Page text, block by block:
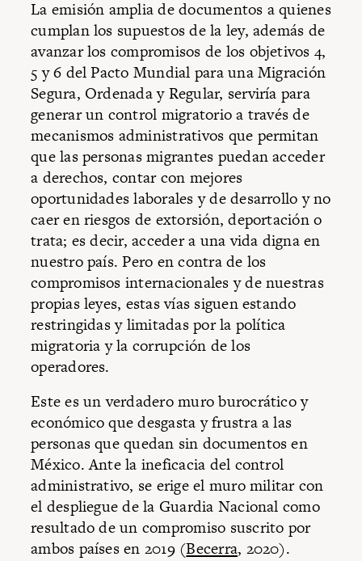
La emisión amplia de documentos a quienes
cumplan los supuestos de la ley, además de
avanzar los compromisos de los objetivos 4,
5 y 6 del Pacto Mundial para una Migración
Segura, Ordenada y Regular, serviría para
generar un control migratorio a través de
mecanismos administrativos que permitan
que las personas migrantes puedan acceder
a derechos, contar con mejores
oportunidades laborales y de desarrollo y no
caer en riesgos de extorsión, deportación o
trata; es decir, acceder a una vida digna en
nuestro país. Pero en contra de los
compromisos internacionales y de nuestras
propias leyes, estas vías siguen estando
restringidas y limitadas por la política
migratoria y la corrupción de los
operadores.
Este es un verdadero muro burocrático y
económico que desgasta y frustra a las
personas que quedan sin documentos en
México. Ante la ineficacia del control
administrativo, se erige el muro militar con
el despliegue de la Guardia Nacional como
resultado de un compromiso suscrito por
ambos países en 2019 (Becerra, 2020).